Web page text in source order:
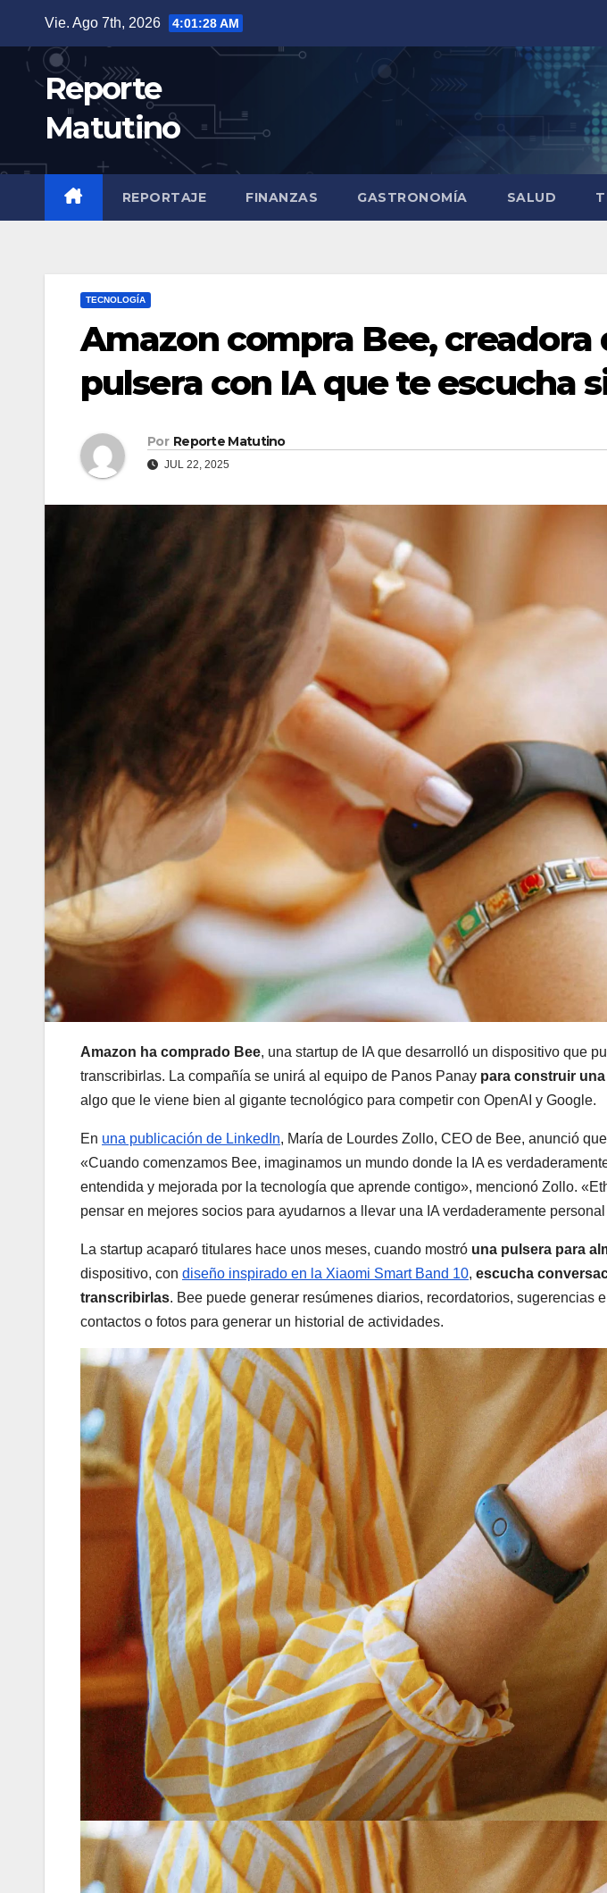
contenido
Vie. Ago 7th, 2026 4:01:30 AM
Reporte
Matutino
REPORTAJE FINANZAS GASTRONOMÍA SALUD
TECNOLOGÍA
Amazon compra Bee, creadora
pulsera con IA que te escucha
Por Reporte Matutino
JUL 22, 2025
Amazon ha comprado Bee, una startup de IA que desarrolló un dispositivo que
transcribirlas. La compañía se unirá al equipo de Panos Panay para construir
algo que le viene bien al gigante tecnológico para competir con OpenAI y Google.
En una publicación de LinkedIn, María de Lourdes Zollo, CEO de Bee, anunció
«Cuando comenzamos Bee, imaginamos un mundo donde la IA es
entendida y mejorada por la tecnología que aprende contigo», mencionó Zollo.
pensar en mejores socios para ayudarnos a llevar una IA verdaderamente
La startup acaparó titulares hace unos meses, cuando mostró una pulsera para
dispositivo, con diseño inspirado en la Xiaomi Smart Band 10, escucha
transcribirlas. Bee puede generar resúmenes diarios, recordatorios, sugerencias
contactos o fotos para generar un historial de actividades.